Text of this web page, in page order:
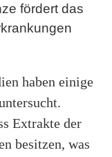
fördert das
haben einige
Extrakte der
besitzen, was